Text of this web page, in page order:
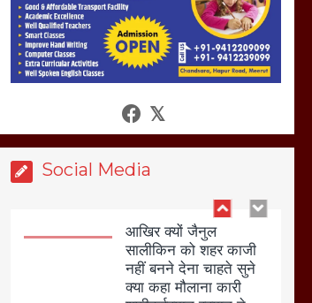
Social Media
आखिर क्यों जैनुल
सालीकिन को शहर काजी
क्या कहा मौलाना कारी
शफीकुर्रहमान रहमान ने
बिजली विभाग से परेशान
होकर बागपत में एक संत ने
सरकार को दी आमरण
अनशन की चेतावनी